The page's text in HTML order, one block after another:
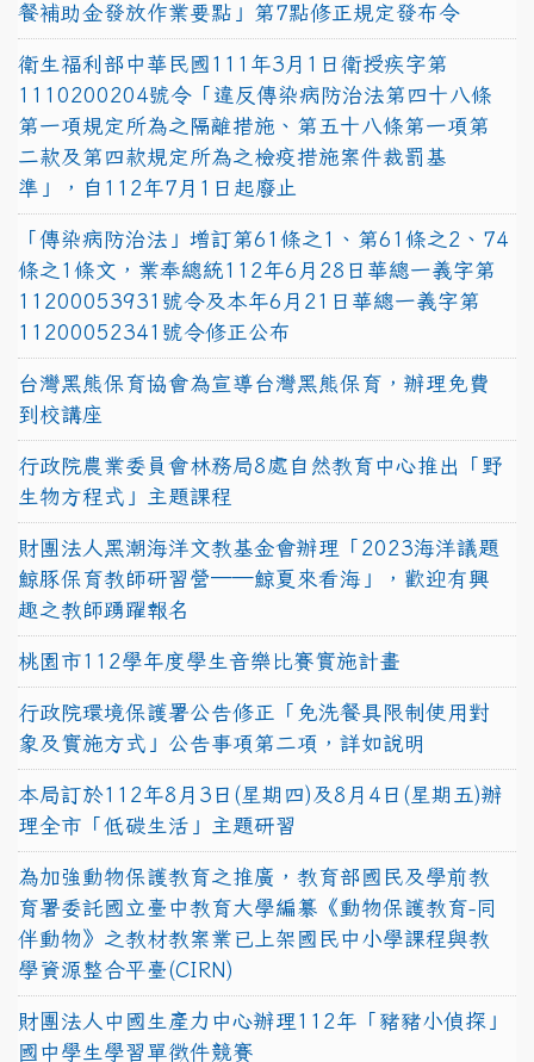
餐補助金發放作業要點」第7點修正規定發布令
衛生福利部中華民國111年3月1日衛授疾字第
1110200204號令「違反傳染病防治法第四十八條
第一項規定所為之隔離措施、第五十八條第一項第
二款及第四款規定所為之檢疫措施案件裁罰基
準」，自112年7月1日起廢止
「傳染病防治法」增訂第61條之1、第61條之2、74
條之1條文，業奉總統112年6月28日華總一義字第
11200053931號令及本年6月21日華總一義字第
11200052341號令修正公布
台灣黑熊保育協會為宣導台灣黑熊保育，辦理免費
到校講座
行政院農業委員會林務局8處自然教育中心推出「野
生物方程式」主題課程
財團法人黑潮海洋文教基金會辦理「2023海洋議題
鯨豚保育教師研習營──鯨夏來看海」，歡迎有興
趣之教師踴躍報名
桃園市112學年度學生音樂比賽實施計畫
行政院環境保護署公告修正「免洗餐具限制使用對
象及實施方式」公告事項第二項，詳如說明
本局訂於112年8月3日(星期四)及8月4日(星期五)辦
理全市「低碳生活」主題研習
為加強動物保護教育之推廣，教育部國民及學前教
育署委託國立臺中教育大學編纂《動物保護教育-同
伴動物》之教材教案業已上架國民中小學課程與教
學資源整合平臺(CIRN)
財團法人中國生產力中心辦理112年「豬豬小偵探」
國中學生學習單徵件競賽